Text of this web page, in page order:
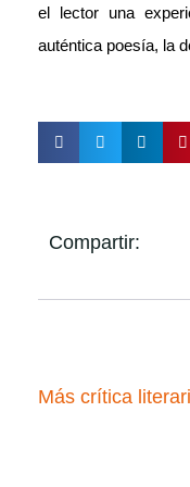
el lector una
auténtica poesía, la
Compartir:
Más crítica